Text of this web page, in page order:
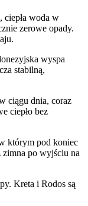
ciepła woda w
zerowe opady.
wyspa
stabilną,
ciągu dnia, coraz
ciepło bez
którym pod koniec
zimna po wyjściu na
Kreta i Rodos są